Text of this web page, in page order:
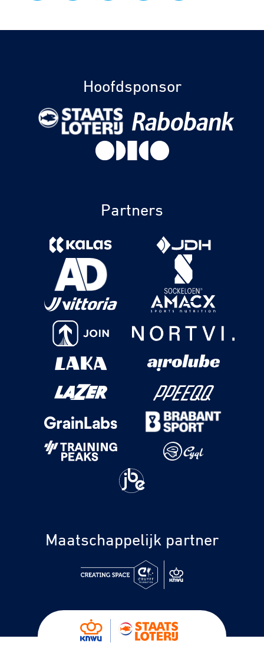
Hoofdsponsor
Partners
Maatschappelijk partner